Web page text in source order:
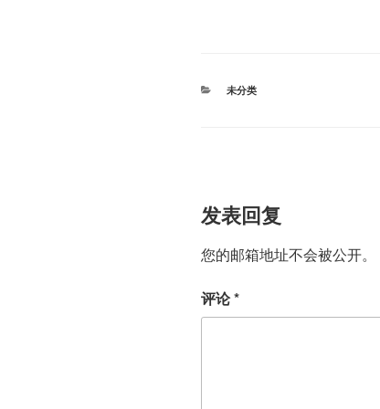
分
未分类
发表回复
您的邮箱地址不会被公开。
评论*